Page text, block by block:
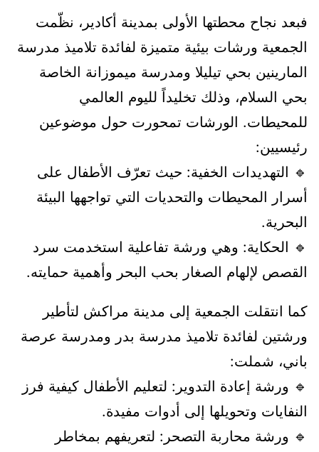
فبعد نجاح محطتها الأولى بمدينة أكادير، نظّمت
الجمعية ورشات بيئية متميزة لفائدة تلاميذ مدرسة
المارينين بحي تيليلا ومدرسة ميموزانة الخاصة
بحي السلام، وذلك تخليداً لليوم العالمي
للمحيطات. الورشات تمحورت حول موضوعين
رئيسيين:
🔹 التهديدات الخفية: حيث تعرّف الأطفال على
أسرار المحيطات والتحديات التي تواجهها البيئة
البحرية.
🔹 الحكاية: وهي ورشة تفاعلية استخدمت سرد
القصص لإلهام الصغار بحب البحر وأهمية حمايته.
كما انتقلت الجمعية إلى مدينة مراكش لتأطير
ورشتين لفائدة تلاميذ مدرسة بدر ومدرسة عرصة
باني، شملت:
🔹 ورشة إعادة التدوير: لتعليم الأطفال كيفية فرز
النفايات وتحويلها إلى أدوات مفيدة.
🔹 ورشة محاربة التصحر: لتعريفهم بمخاطر